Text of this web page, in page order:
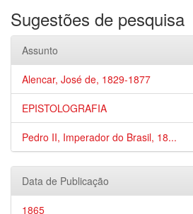
Sugestões de pesquisa
Assunto
Alencar, José de, 1829-1877
EPISTOLOGRAFIA
Pedro II, Imperador do Brasil, 18...
Data de Publicação
1865